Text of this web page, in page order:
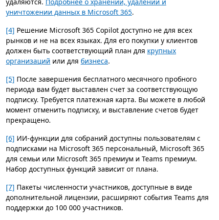
уничтожении данных в Microsoft 365.
[4] Решение Microsoft 365 Copilot доступно не для всех
рынков и не на всех языках. Для его покупки у клиентов
должен быть соответствующий план для крупных
организаций или для бизнеса.
[5] После завершения бесплатного месячного пробного
периода вам будет выставлен счет за соответствующую
подписку. Требуется платежная карта. Вы можете в любой
момент отменить подписку, и выставление счетов будет
прекращено.
[6] ИИ-функции для собраний доступны пользователям с
подписками на Microsoft 365 персональный, Microsoft 365
для семьи или Microsoft 365 премиум и Teams премиум.
Набор доступных функций зависит от плана.
[7] Пакеты численности участников, доступные в виде
дополнительной лицензии, расширяют события Teams для
поддержки до 100 000 участников.